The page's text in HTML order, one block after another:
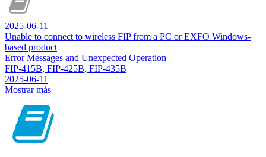
2025-06-11
Unable to connect to wireless FIP from a PC or EXFO Windows-
based product
Error Messages and Unexpected Operation
FIP-415B, FIP-425B, FIP-435B
2025-06-11
Mostrar más